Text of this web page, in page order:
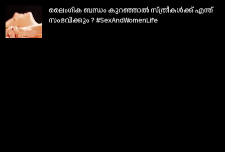
ലൈംഗിക ബന്ധം കുറഞ്ഞാല്‍ സ്ത്രീകള്‍ക്ക് എന്ത്
സംഭവിക്കും ? #SexAndWomenLife